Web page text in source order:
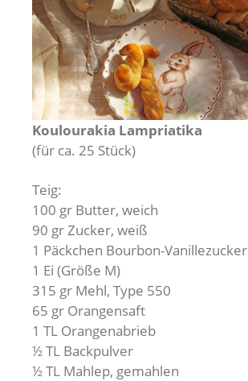
Koulourakia Lampriatika
(für ca. 25 Stück)
Teig:
100 gr Butter, weich
90 gr Zucker, weiß
1 Päckchen Bourbon-Vanillezucker
1 Ei (Größe M)
315 gr Mehl, Type 550
65 gr Orangensaft
1 TL Orangenabrieb
½ TL Backpulver
½ TL Mahlep, gemahlen